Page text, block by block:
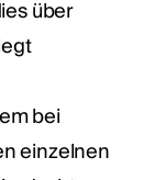
über
bei
einzelnen